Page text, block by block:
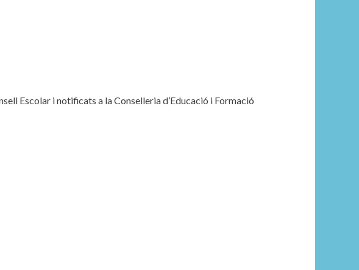
Escolar i notificats a la Conselleria d’Educació i Formació